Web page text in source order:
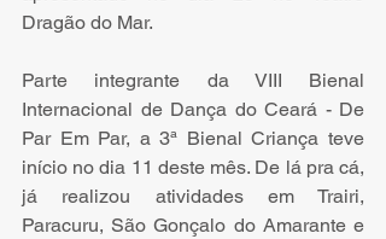
Dragão do Mar.
Parte integrante da VIII Bienal
Internacional de Dança do Ceará - De
Par Em Par, a 3ª Bienal Criança teve
início no dia 11 deste mês. De lá pra cá,
já realizou atividades em Trairi,
Paracuru, São Gonçalo do Amarante e